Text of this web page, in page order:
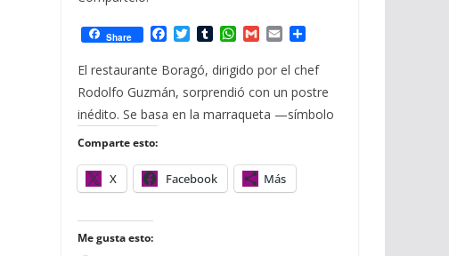
Share
c
b
o
T
i
t
t
e
T
m
l
r
W
a
s
A
G
a
l
E
a
l
m
a
r
El restaurante Boragó, dirigido por el chef
Rodolfo Guzmán, sorprendió con un postre
inédito. Se basa en la marraqueta —símbolo
Comparte esto:
X Facebook Más
Me gusta esto: